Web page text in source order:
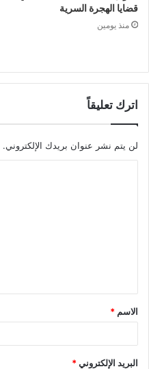
قضايا الهجرة السرية
منذ يومين
اترك تعليقاً
لن يتم نشر عنوان بريدك الإلكتروني.
ق
*
الاسم *
البريد الإلكتروني*